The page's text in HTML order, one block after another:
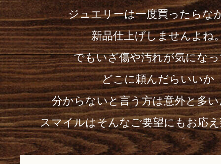
ジュエリーは一度買ったらな
新品仕上げしませんよね
でもいざ傷や汚れが気にな
どこに頼んだらいいか
分からないと言う方は意外と多
スマイルはそんなご要望にもお応